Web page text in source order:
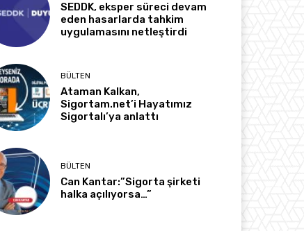
SEDDK, eksper süreci devam
eden hasarlarda tahkim
uygulamasını netleştirdi
BÜLTEN
Ataman Kalkan,
Sigortam.net’i Hayatımız
Sigortalı’ya anlattı
BÜLTEN
Can Kantar:”Sigorta şirketi
halka açılıyorsa…”